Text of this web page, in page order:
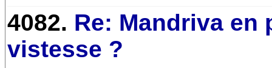
4082. Re: Mandriva en
vistesse ?